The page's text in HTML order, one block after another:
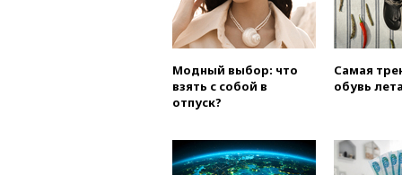
Модный выбор: что
взять с собой в
отпуск?
Самая
обувь